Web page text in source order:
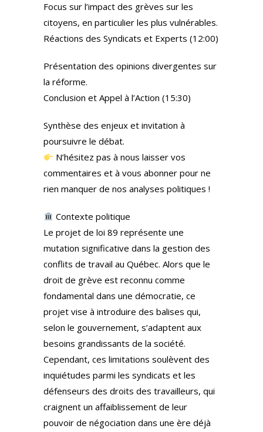
Focus sur l’impact des grèves sur les
citoyens, en particulier les plus vulnérables.
Réactions des Syndicats et Experts (12:00)
Présentation des opinions divergentes sur
la réforme.
Conclusion et Appel à l’Action (15:30)
Synthèse des enjeux et invitation à
poursuivre le débat.
N’hésitez pas à nous laisser vos
commentaires et à vous abonner pour ne
rien manquer de nos analyses politiques !
Contexte politique
Le projet de loi 89 représente une
mutation significative dans la gestion des
conflits de travail au Québec. Alors que le
droit de grève est reconnu comme
fondamental dans une démocratie, ce
projet vise à introduire des balises qui,
selon le gouvernement, s’adaptent aux
besoins grandissants de la société.
Cependant, ces limitations soulèvent des
inquiétudes parmi les syndicats et les
défenseurs des droits des travailleurs, qui
craignent un affaiblissement de leur
pouvoir de négociation dans une ère déjà